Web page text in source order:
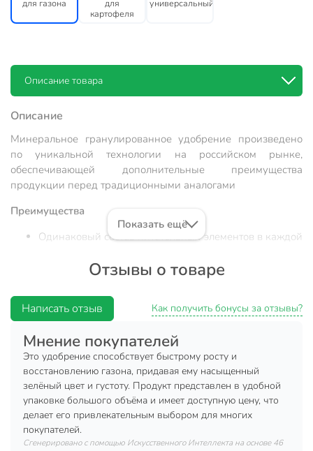
для газона
для
картофеля
универсальный
Описание товара
Описание
Минеральное гранулированное удобрение произведено
по уникальной технологии на российском рынке,
обеспечивающей дополнительные преимущества
продукции перед традиционными аналогами
Преимущества
Одинаковый состав питательных элементов в каждой
Пролонгированное действие
Способствует сохранению сочного зеленого окраса.
Минеральное удобрение "5М-гранула": каждая гранула
содержит 5 питательных макро и микроэлементов.
Обеспечивает равномерное и полноценное питание
растений
Гарантирует эффективность применения выше, чем дают
обычные тукосмеси (подтверждено вегетативными
опытами).
Показать ещё
Отзывы о товаре
Написать отзыв Как получить бонусы за отзывы?
Мнение покупателей
Это удобрение способствует быстрому росту и
восстановлению газона, придавая ему насыщенный
зелёный цвет и густоту. Продукт представлен в удобной
упаковке большого объёма и имеет доступную цену, что
делает его привлекательным выбором для многих
покупателей.
Сгенерировано с помощью Искусственного Интеллекта на основе 46